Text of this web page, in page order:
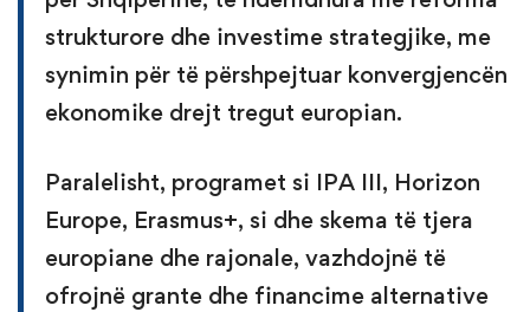
strukturore dhe investime strategjike, me
synimin për të përshpejtuar konvergjencën
ekonomike drejt tregut europian.
Paralelisht, programet si IPA III, Horizon
Europe, Erasmus+, si dhe skema të tjera
europiane dhe rajonale, vazhdojnë të
ofrojnë grante dhe financime alternative